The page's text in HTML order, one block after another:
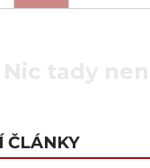
ČLÁNKY